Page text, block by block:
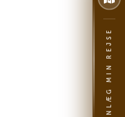
PLANLÆG MIN REJSE